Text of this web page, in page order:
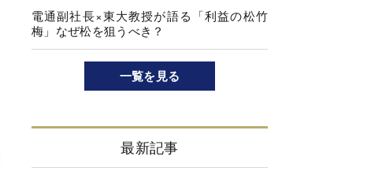
電通副社長×東大教授が語る「利益の松竹
梅」なぜ松を狙うべき？
一覧を見る
最新記事